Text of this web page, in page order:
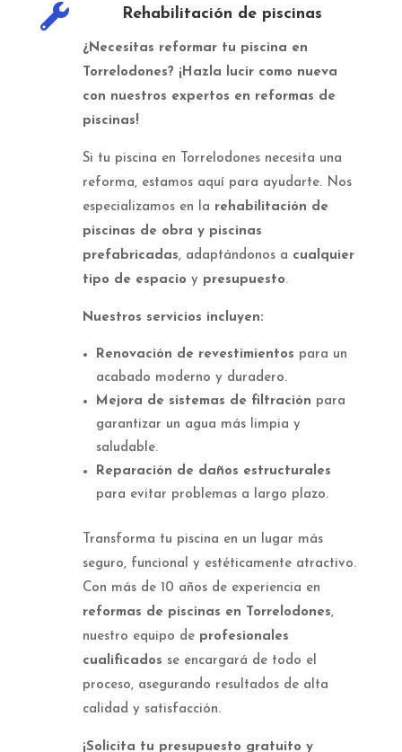
 Rehabilitación de piscinas
¿Necesitas reformar tu piscina en
Torrelodones? ¡Hazla lucir como nueva
con nuestros expertos en reformas de
piscinas!
Si tu piscina en Torrelodones necesita una
reforma, estamos aquí para ayudarte. Nos
especializamos en la rehabilitación de
piscinas de obra y piscinas
prefabricadas, adaptándonos a cualquier
tipo de espacio y presupuesto.
Nuestros servicios incluyen:
Renovación de revestimientos para un
acabado moderno y duradero.
Mejora de sistemas de filtración para
garantizar un agua más limpia y
saludable.
Reparación de daños estructurales
para evitar problemas a largo plazo.
Transforma tu piscina en un lugar más
seguro, funcional y estéticamente atractivo.
Con más de 10 años de experiencia en
reformas de piscinas en Torrelodones,
nuestro equipo de profesionales
cualificados se encargará de todo el
proceso, asegurando resultados de alta
calidad y satisfacción.
¡Solicita tu presupuesto gratuito y